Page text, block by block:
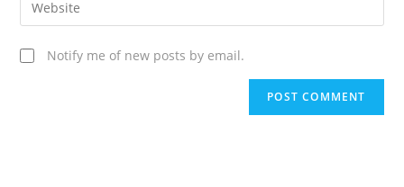
Notify me of new posts by email.